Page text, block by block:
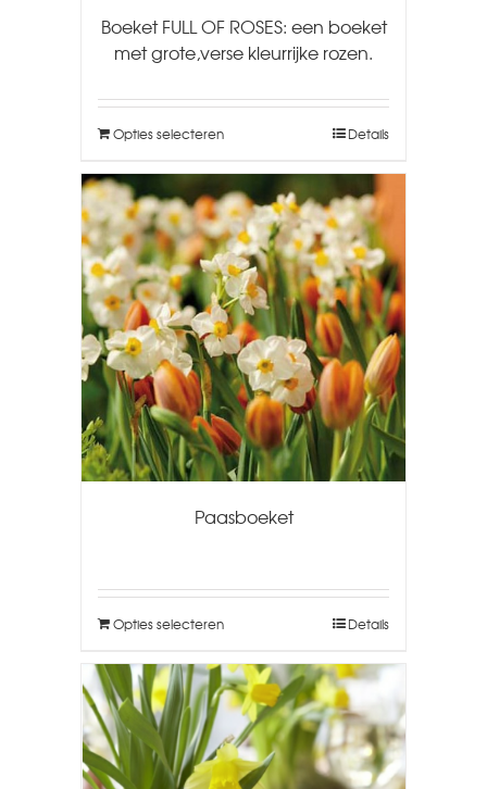
Boeket FULL OF ROSES: een boeket
met grote,verse kleurrijke rozen.
Opties selecteren Details
Paasboeket
Opties selecteren Details